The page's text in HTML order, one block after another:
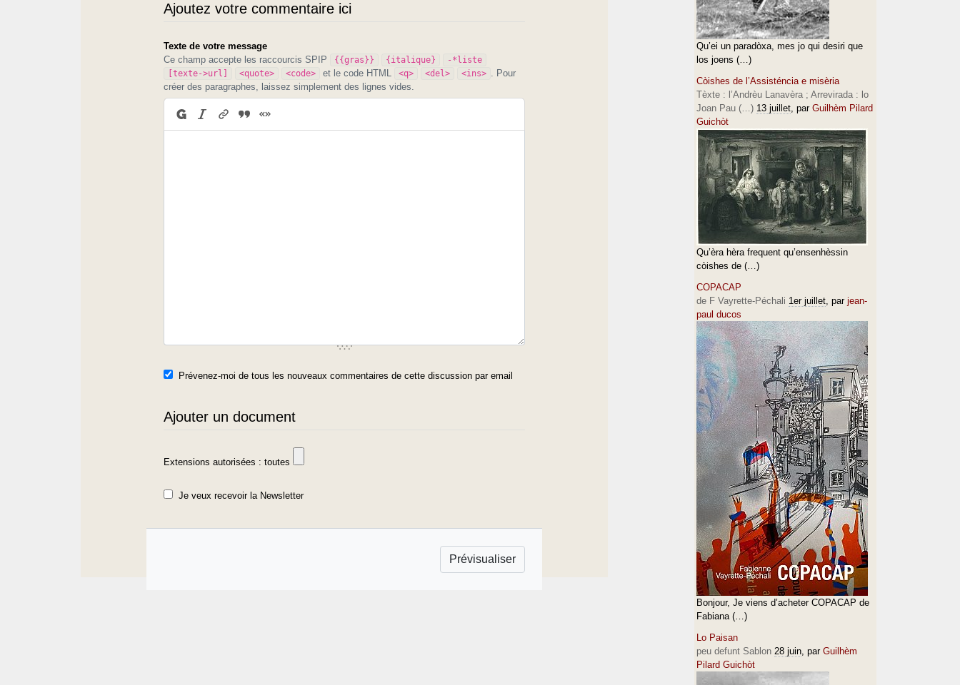
Ajoutez votre commentaire ici
Texte de votre message
Ce champ accepte les raccourcis SPIP
{{gras}} {italique}
-*liste
[texte->url]
<quote> <code> et le code HTML <q> <del> <ins> . Pour
créer des paragraphes, laissez simplement des lignes vides.
Prévenez-moi de tous les nouveaux commentaires de cette discussion par email
Ajouter un document
Extensions autorisées : toutes
Je veux recevoir la Newsletter
Qu’ei un paradòxa, mes jo qui desiri que
los joens (…)
Còishes de l’Assisténcia e misèria
Tèxte : l’Andrèu Lanavèra ; Arrevirada : lo
Joan Pau (…) 13 juillet, par Guilhèm Pilard
Guichòt
Qu’èra hèra frequent qu’ensenhèssin
còishes de (…)
COPACAP
de F Vayrette-Péchali 1er juillet, par jean-
paul ducos
Bonjour, Je viens d’acheter COPACAP de
Fabiana (…)
Lo Paisan
peu defunt Sablon 28 juin, par Guilhèm
Pilard Guichòt